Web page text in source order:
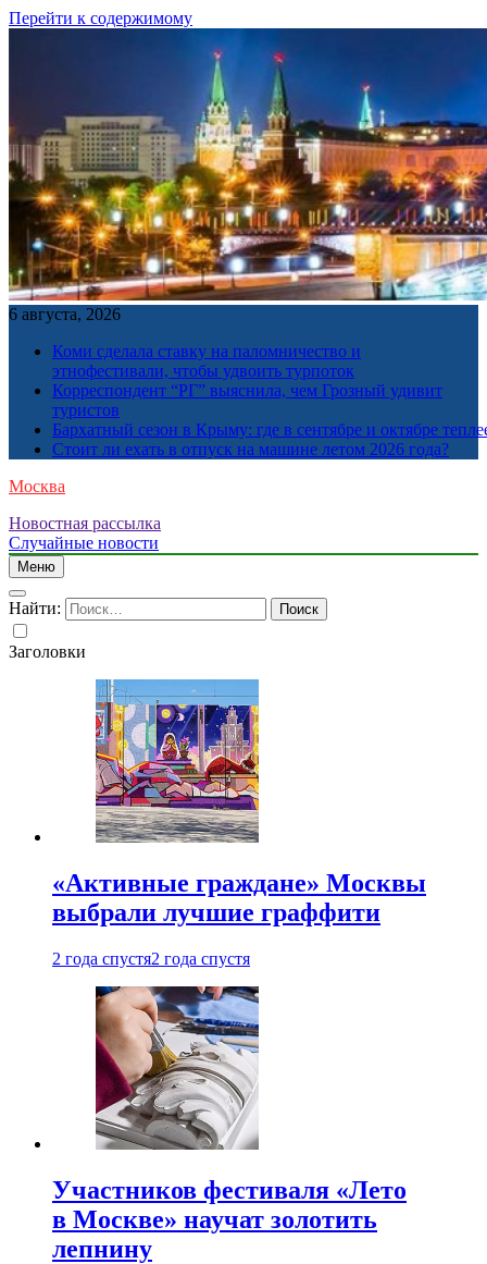
Перейти к содержимому
6 августа, 2026
Коми сделала ставку на паломничество и
этнофестивали, чтобы удвоить турпоток
Корреспондент “РГ” выяснила, чем Грозный удивит
туристов
Бархатный сезон в Крыму: где в сентябре и октябре
Стоит ли ехать в отпуск на машине летом 2026 года?
Москва
Новостная рассылка
Случайные новости
Меню
Найти:
Заголовки
«Активные граждане» Москвы
выбрали лучшие граффити
2 года спустя2 года спустя
Участников фестиваля «Лето
в Москве» научат золотить
лепнину